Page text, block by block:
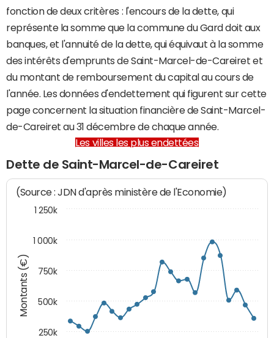
fonction de deux critères : l'encours de la dette, qui
représente la somme que la commune du Gard doit aux
banques, et l'annuité de la dette, qui équivaut à la somme
des intérêts d'emprunts de Saint-Marcel-de-Careiret et
du montant de remboursement du capital au cours de
l'année. Les données d'endettement qui figurent sur cette
page concernent la situation financière de Saint-Marcel-
de-Careiret au 31 décembre de chaque année.
Les villes les plus endettées
Dette de Saint-Marcel-de-Careiret
Montants (€)
(Source : JDN d'après ministère de l'Economie)
1 000k
250k
500k
750k
1 250k